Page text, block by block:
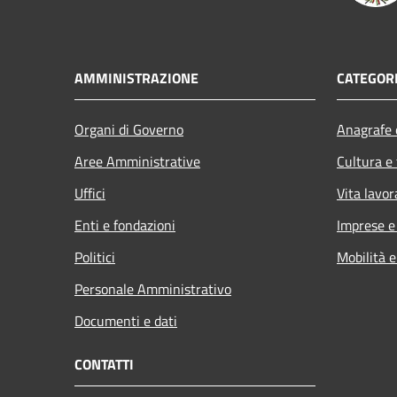
AMMINISTRAZIONE
Organi di Governo
Aree Amministrative
Uffici
Enti e fondazioni
Politici
Personale Amministrativo
Documenti e dati
Cultura
Vita
Imprese
Mobilità
CONTATTI